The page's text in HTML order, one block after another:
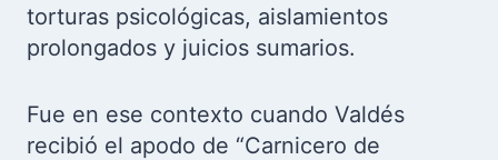
torturas psicológicas, aislamientos
prolongados y juicios sumarios.
Fue en ese contexto cuando Valdés
recibió el apodo de “Carnicero de